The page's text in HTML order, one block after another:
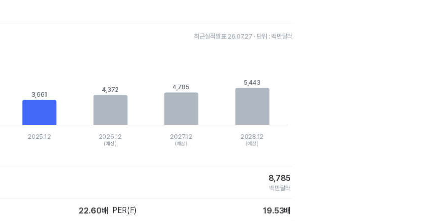
최근실적발표 26.07.27 · 단위 : 백만달러
displaying values. Data ranges from 3388.514 to 5443.45.
3,661
3,661
4,372
4,372 4,785
4,785
5,443
5,443
2025.12 2026.12
(예상)
2027.12
(예상)
2028.12
(예상)
8,785
백만달러
22.60배 PER(F) 19.53배